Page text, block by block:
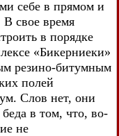
себе в прямом и
В свое время
в порядке
«Бикерниеки»
резино-битумным
полей
Слов нет, они
в том, что, во-
не